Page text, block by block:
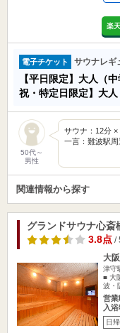
楽
電子チケット サウナレギ
【平日限定】大人（
祝・特定日限定】大人
50代～
男性
サウナ：12分 ×
一言：難波駅
関連情報から探す
グランドサウナ心斎
3.8点/
大
津守
■ 大
波・
営
入
日